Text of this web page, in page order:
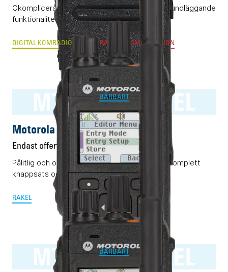
Okomplicerad bärbar komradio (DMR) med grundläggande
funktionalitet.
DIGITAL KOMRADIO ANALOG RADIOKOMMUNIKATION
MTP3550 RAKEL
BÄRBART
Motorola MTP3550 RAKEL
Endast offert
Pålitlig och okomplicerad Rakelterminal med komplett
knappsats och display.
RAKEL
MTP3500 RAKEL
BÄRBART